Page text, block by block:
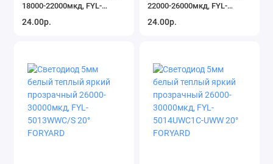
18000-22000мкд, FYL-
24.00р.
22000-26000мкд, FYL-
FORYARD
24.00р.